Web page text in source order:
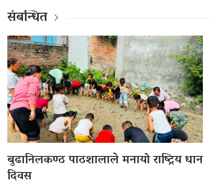
संबन्धित
बुढानिलकण्ठ पाठशालाले मनायो राष्ट्रिय धान
दिवस